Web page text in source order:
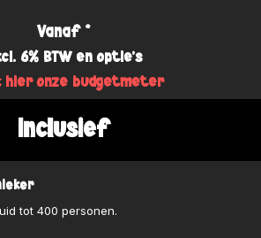
Vanaf *
6% BTW en optie's
hier onze budgetmeter
Inclusief
tot 400 personen.